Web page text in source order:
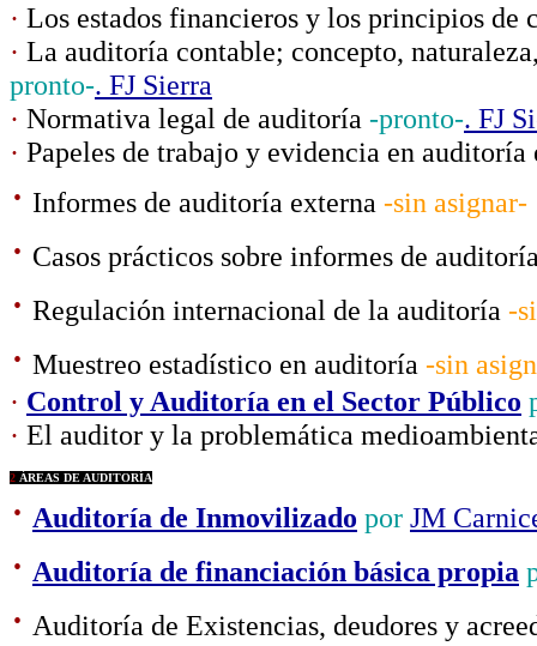
· Los estados financieros y los principios de
· La auditoría contable; concepto,
pronto-. FJ Sierra
· Normativa legal de auditoría -pronto-. FJ
· Papeles de trabajo y evidencia en
· Informes de auditoría externa -sin asignar-
· Casos prácticos sobre informes de
· Regulación internacional de la auditoría -
· Muestreo estadístico en auditoría -sin
· Control y Auditoría en el Sector Público
· El auditor y la problemática
2 ÁREAS DE AUDITORÍA
· Auditoría de Inmovilizado por JM
· Auditoría de financiación básica propia
· Auditoría de Existencias, deudores y